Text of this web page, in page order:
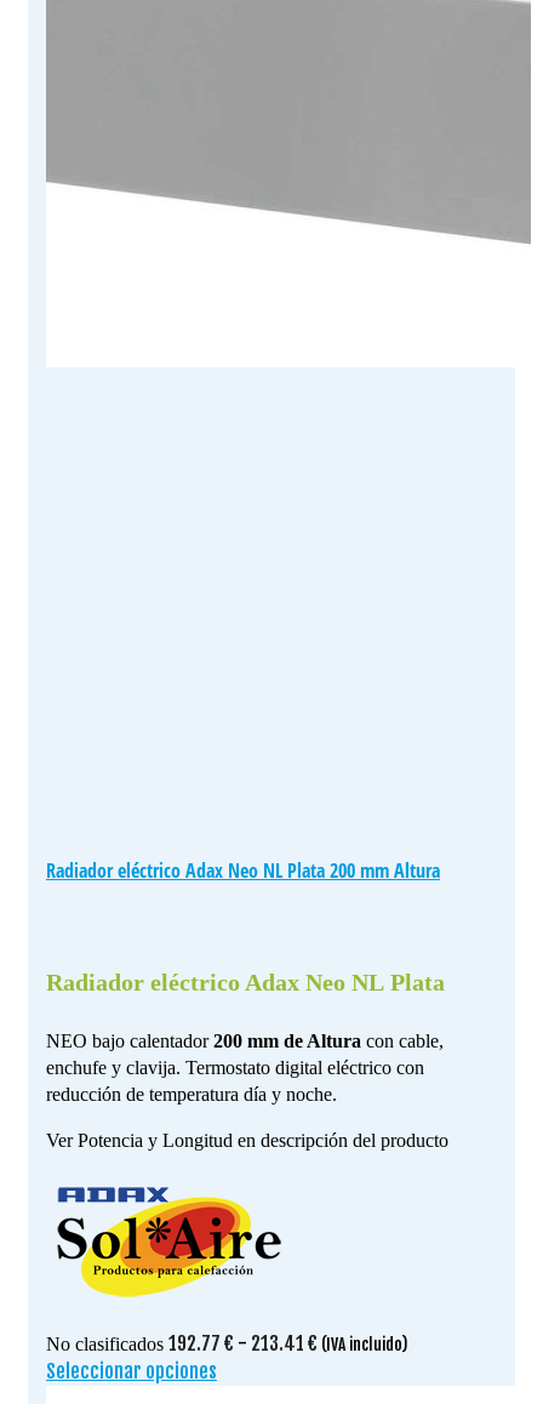
Radiador eléctrico Adax Neo NL Plata 200 mm Altura
Radiador eléctrico Adax Neo NL Plata
NEO bajo calentador200 mm de Altura con cable,
enchufe y clavija. Termostato digital eléctrico con
reducción de temperatura día y noche.
Ver Potencia y Longitud en descripción del producto
No clasificados 192.77 € - 213.41 € Rango
(IVA incluido)
Seleccionar opciones